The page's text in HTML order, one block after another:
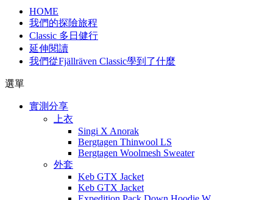
HOME
我們的探險旅程
Classic 多日健行
延伸閱讀
我們從Fjällräven Classic學到了什麼
選單
實測分享
上衣
Singi X Anorak
Bergtagen Thinwool LS
Bergtagen Woolmesh Sweater
外套
Keb GTX Jacket
Keb GTX Jacket